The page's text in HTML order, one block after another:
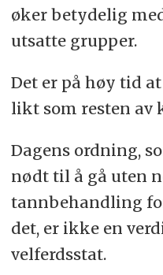
øker betydelig
utsatte grupper.
Det er på høy tid
likt som resten av
Dagens ordning,
nødt til å gå uten
tannbehandling
det, er ikke en
velferdsstat.